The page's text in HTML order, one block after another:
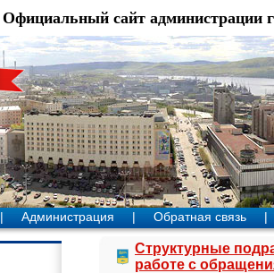
Официальный сайт администрации
| Администрация | Обратная связь |
Структурные
работе с